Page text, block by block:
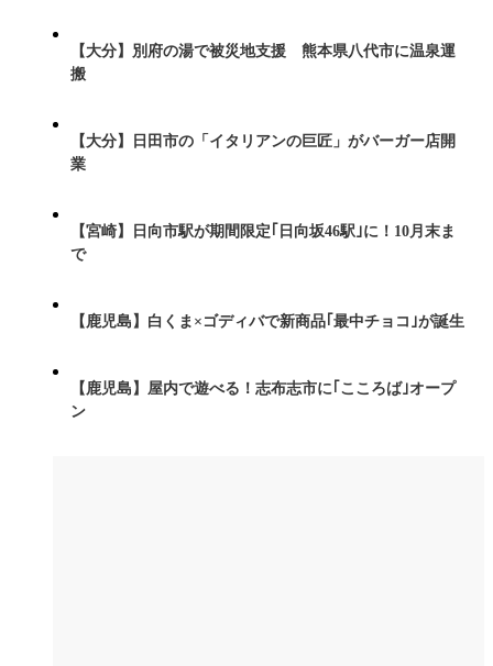
【大分】別府の湯で被災地支援 熊本県八代市に温泉運
搬
【大分】日田市の「イタリアンの巨匠」がバーガー店開
業
【宮崎】日向市駅が期間限定｢日向坂46駅｣に！10月末ま
で
【鹿児島】白くま×ゴディバで新商品｢最中チョコ｣が誕生
【鹿児島】屋内で遊べる！志布志市に｢こころば｣オープ
ン